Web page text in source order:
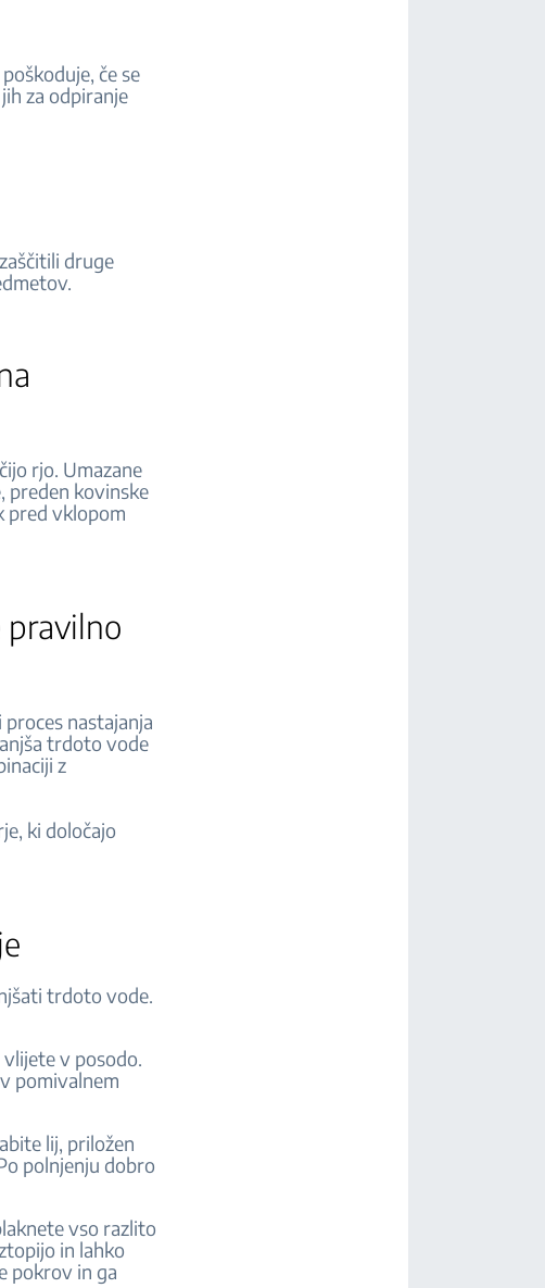
če se
za odpiranje
druge
rjo. Umazane
preden kovinske
pred vklopom
nastajanja
trdoto vode
z
ki določajo
trdoto vode.
vlijete v posodo.
pomivalnem
lij, priložen
polnjenju dobro
vso razlito
in lahko
pokrov in ga